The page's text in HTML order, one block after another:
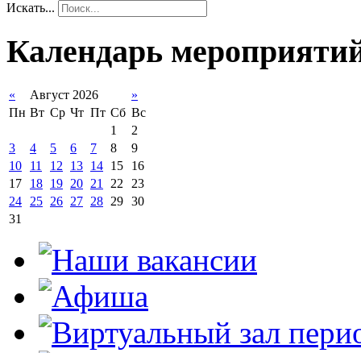
Искать...
Календарь
« Август 2026
»
Пн Вт Ср Чт Пт Сб Вс
1
2
3
4 5 6 7 8
9
10
11 12 13 14 15
16
17
18 19 20 21 22
23
24
25 26 27 28 29 30
31